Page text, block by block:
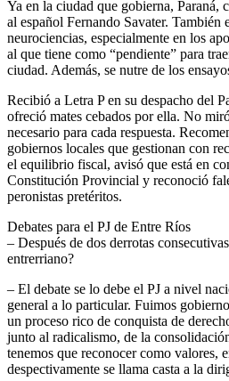
Ya en la ciudad que gobierna, Paraná,
al español Fernando Savater. También
neurociencias, especialmente en los
al que tiene como “pendiente” para
ciudad. Además, se nutre de los
Recibió a Letra P en su despacho del
ofreció mates cebados por ella. No
necesario para cada respuesta.
gobiernos locales que gestionan con
el equilibrio fiscal, avisó que está en
Constitución Provincial y reconoció
peronistas pretéritos.
Debates para el PJ de Entre Ríos
– Después de dos derrotas
entrerriano?
– El debate se lo debe el PJ a nivel
general a lo particular. Fuimos
un proceso rico de conquista de
junto al radicalismo, de la
tenemos que reconocer como valores,
despectivamente se llama casta a la